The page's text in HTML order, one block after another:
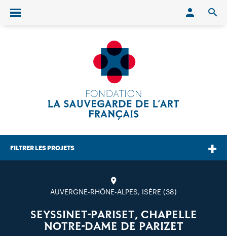
Ouvrir/fermer le menu
FILTRER LES PROJETS
AUVERGNE-RHÔNE-ALPES, ISÈRE (38)
SEYSSINET-PARISET, CHAPELLE
NOTRE-DAME DE PARIZET